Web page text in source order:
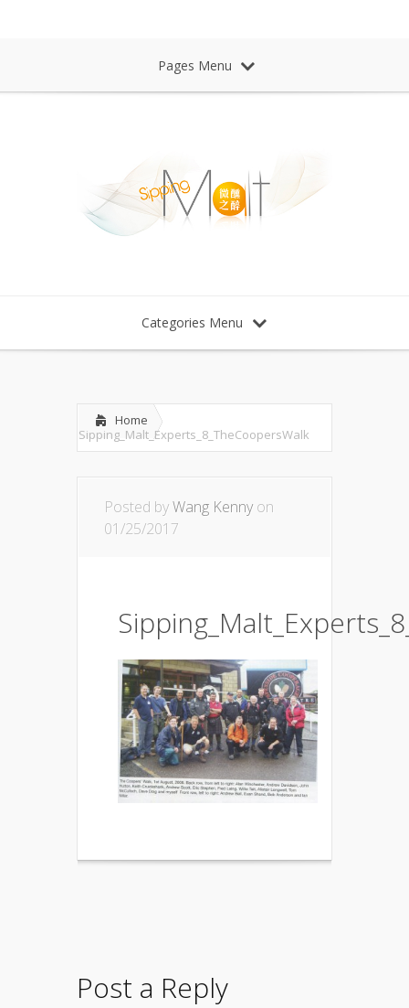
Pages Menu
Categories Menu
Home
Sipping_Malt_Experts_8_TheCoopersWalk
Posted byWang Kennyon
01/25/2017
Post a Reply